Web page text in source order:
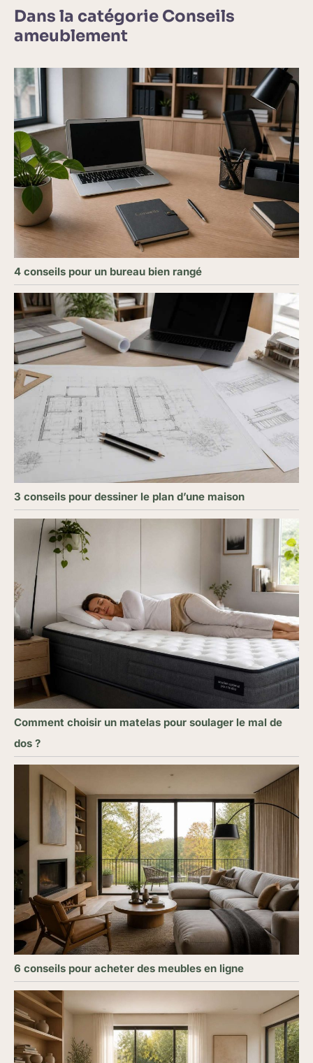
Dans la catégorie Conseils
ameublement
4 conseils pour un bureau bien rangé
3 conseils pour dessiner le plan d’une maison
Comment choisir un matelas pour soulager le mal de
dos ?
6 conseils pour acheter des meubles en ligne